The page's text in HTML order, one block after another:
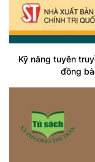
Kỹ năng tuyên
đồng